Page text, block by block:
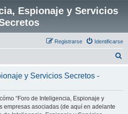
Espionaje y Servicios
Identificarse
Registrarse
c
y Servicios Secretos -
“Foro de Inteligencia, Espionaje y
empresas asociadas (de aquí en adelante